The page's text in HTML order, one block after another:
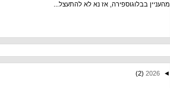
אז נא לא להתעצל...